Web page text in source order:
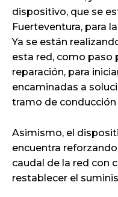
dispositivo, que se
Fuerteventura, para
Ya se están
esta red, como paso
reparación, para
encaminadas a
tramo de
Asimismo, el
encuentra
caudal de la red con
restablecer el